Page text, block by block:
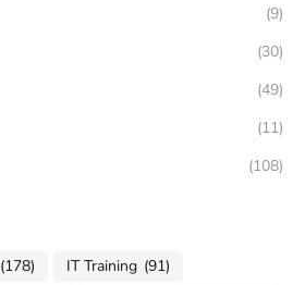
(9)
(30)
(49)
(11)
(108)
(178) IT Training (91)